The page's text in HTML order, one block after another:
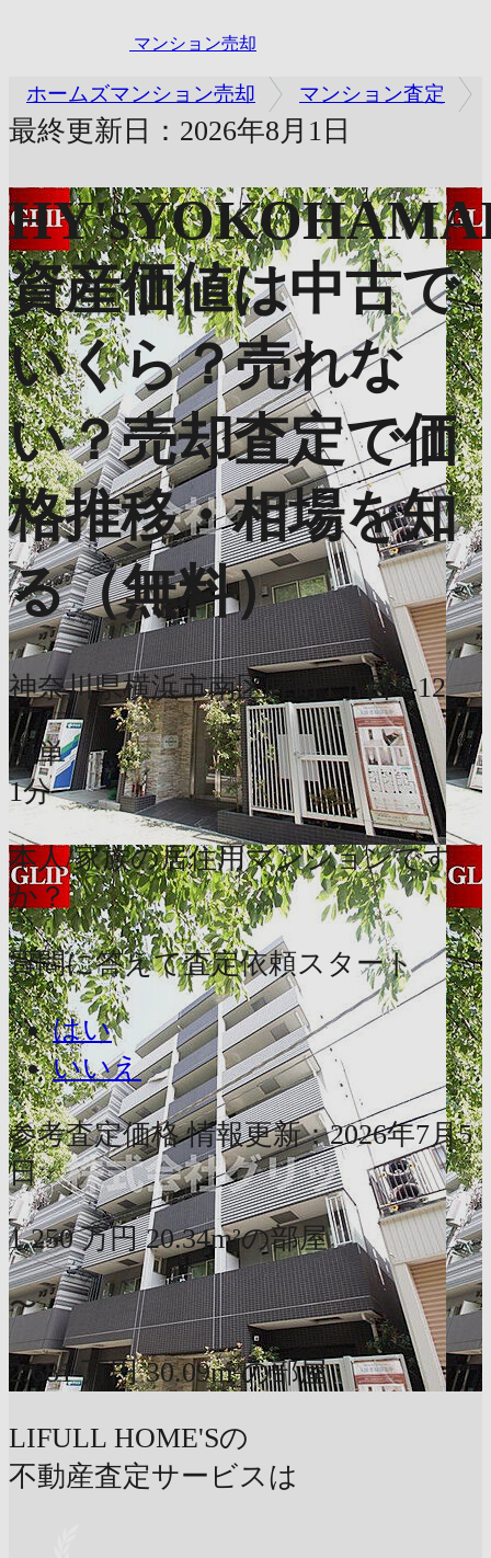
マンション売却
ホームズマンション売却 マンション査定
最終更新日：2026年8月1日
資産価値は中古で
いくら？売れな
い？売却査定で価
格推移・相場を知
る（無料）
神奈川県横浜市南区睦町1丁目1-12
簡単
1分
本人/家族の居住用マンションです
か？
質問に答えて査定依頼スタート
はい
いいえ
参考査定価格 情報更新：2026年7月5
日
1,250 万円 20.34m²の部屋
〜
2,681 万円 30.09m²の部屋
LIFULL HOME'Sの
不動産査定サービスは